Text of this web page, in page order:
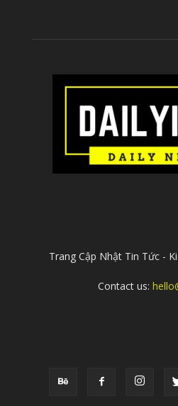
Trang Cập Nhật Tin Tức -
Contact us: